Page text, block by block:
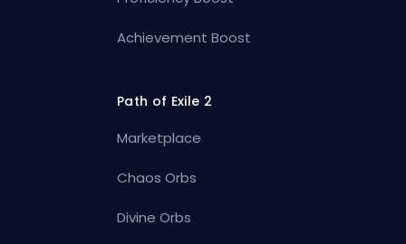
Achievement Boost
Path of Exile 2
Marketplace
Chaos Orbs
Divine Orbs